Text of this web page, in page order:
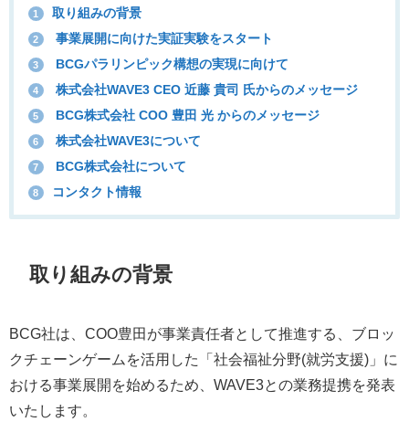
1 取り組みの背景
2 事業展開に向けた実証実験をスタート
3 BCGパラリンピック構想の実現に向けて
4 株式会社WAVE3 CEO 近藤 貴司 氏からのメッセージ
5 BCG株式会社 COO 豊田 光 からのメッセージ
6 株式会社WAVE3について
7 BCG株式会社について
8 コンタクト情報
取り組みの背景
BCG社は、COO豊田が事業責任者として推進する、ブロッ
クチェーンゲームを活用した「社会福祉分野(就労支援)」に
おける事業展開を始めるため、WAVE3との業務提携を発表
いたします。